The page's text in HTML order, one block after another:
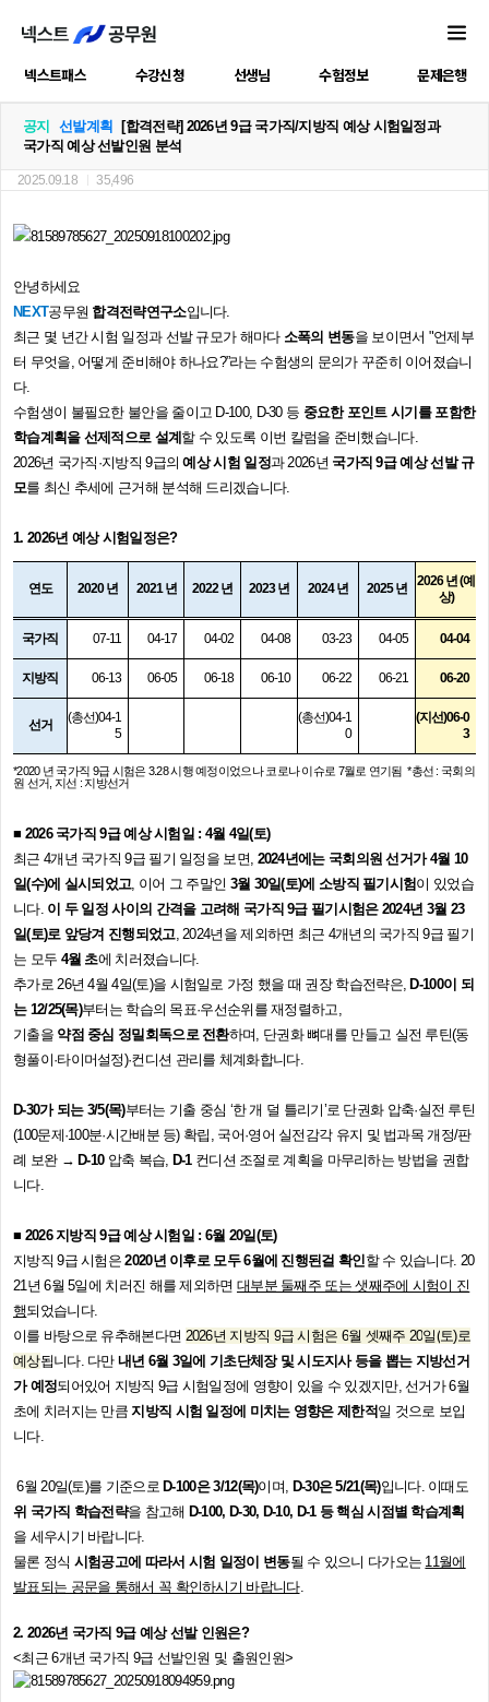
넥스트패스 수강신청 선생님 수험정보 문제은행
공지 선발계획 [합격전략] 2026년 9급 국가직/지방직 예상 시험일정과
국가직 예상 선발인원 분석
2025.09.18 35,496
안녕하세요
NEXT공무원 합격전략연구소입니다.
최근 몇 년간 시험 일정과 선발 규모가 해마다 소폭의 변동을 보이면서 "언제부
터 무엇을, 어떻게 준비해야 하나요?”라는 수험생의 문의가 꾸준히 이어졌습니
다.
수험생이 불필요한 불안을 줄이고 D-100, D-30 등 중요한 포인트 시기를 포함한
학습계획을 선제적으로 설계 할 수 있도록 이번 칼럼을 준비했습니다.
2026년 국가직 ·지방직 9급의예상 시험 일정과2026년 국가직 9급 예상 선발 규
모를 최신 추세에 근거해 분석해 드리겠습니다.
1. 2026년 예상 시험일정은?
연도 2020 년 2021 년 2022 년 2023 년 2024 년 2025 년
2026 년 (예
상)
국가직 07-11 04-17 04-02 04-08 03-23 04-05 04-04
지방직 06-13 06-05 06-18 06-10 06-22 06-21 06-20
선거
(총선)04-1
5
​(총선)04-1
0​
(지선)06-0
3
*2020 년 국가직 9급 시험은 3.28 시행 예정이었으나 코로나 이슈로 7월로 연기됨 *총선 : 국회의
원 선거, 지선 : 지방선거
■ 2026 국가직 9급 예상 시험일 : 4월 4일(토)
최근 4개년 국가직 9급 필기 일정을 보면, 2024년에는 국회의원 선거가 4월 10
일(수)에 실시되었고, 이어 그 주말인 3월 30일(토)에 소방직 필기시험이 있었습
니다. 이 두 일정 사이의 간격을 고려해 국가직 9급 필기시험은 2024년 3월 23
일(토)로 앞당겨 진행되었고, 2024년을 제외하면 최근 4개년의 국가직 9급 필기
는 모두 4월 초에 치러졌습니다.​
추가로26년 4월 4일(토)을 시험일로 가정 했을 때 권장 학습전략은, D-100이 되
는 12/25(목)부터는 학습의 목표·우선순위를 재정렬하고,
기출을 약점 중심 정밀회독으로 전환하며, 단권화 뼈대를 만들고 실전 루틴(동
형풀이·타이머설정)·컨디션 관리를 체계화합니다.
D-30가 되는 3/5(목)부터는 기출 중심 ‘한 개 덜 틀리기’로 단권화 압축·실전 루틴
(100문제·100분·시간배분 등) 확립 , 국어·영어 실전감각 유지 및 법과목 개정/판
례 보완 → D-10 압축 복습, D-1 컨디션 조절로 계획을 마무리하는 방법을 권합
니다.
■ 2026 지방직 9급 예상 시험일 : 6월 20일(토)
지방직 9급 시험은 2020년 이후로 모두6월에 진행된걸 확인할 수 있습니다. 20
21년 6월 5일에 치러진 해를 제외하면 대부분 둘째주 또는 샛째주에 시험이 진
행되었습니다.
이를 바탕으로 유추해본다면 2026년 지방직 9급 시험은 6월 셋째주 20일(토)로
예상됩니다. 다만 내년 6월 3일에 기초단체장 및 시도지사 등을 뽑는 지방선거
가 예정되어있어 지방직 9급 시험일정에 영향이 있을 수 있겠지만,선거가6월
초에 치러지는 만큼 지방직 시험 일정에 미치는 영향은 제한적 일 것으로 보입
니다.
6월 20일(토)를 기준으로 D-100은3/12(목)이며, D-30은5/21(목)입니다. 이때도
위 국가직 학습전략을 참고해 D-100, D-30, D-10, D-1 등 핵심 시점별 학습계획
을 세우시기 바랍니다.
물론 정식 시험공고에 따라서 시험 일정이 변동될 수 있으니 다가오는 11월에
발표되는 공문을 통해서 꼭 확인하시기 바랍니다.
2. 2026년 국가직 9급 예상 선발 인원은?
<최근 6개년 국가직 9급 선발인원 및 출원인원>